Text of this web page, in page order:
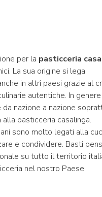
per la pasticceria
La sua origine si lega
in altri paesi grazie al
autentiche. In
nazione a nazione
pasticceria casalinga.
sono molto legati alla
e condividere. Basti
su tutto il territorio
nel nostro Paese.